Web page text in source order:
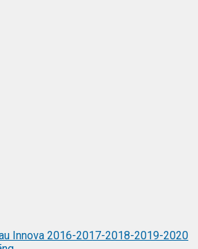
Innova 2016-2017-2018-2019-2020